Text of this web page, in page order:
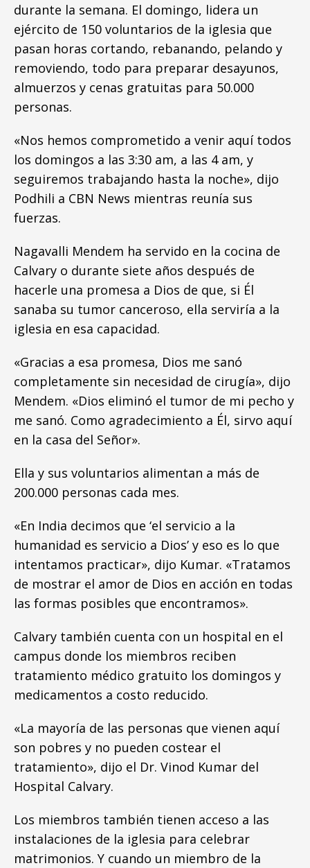
durante la semana. El domingo, lidera un
ejército de 150 voluntarios de la iglesia que
pasan horas cortando, rebanando, pelando y
removiendo, todo para preparar desayunos,
almuerzos y cenas gratuitas para 50.000
personas.
«Nos hemos comprometido a venir aquí todos
los domingos a las 3:30 am, a las 4 am, y
seguiremos trabajando hasta la noche», dijo
Podhili a CBN News mientras reunía sus
fuerzas.
Nagavalli Mendem ha servido en la cocina de
Calvary o durante siete años después de
hacerle una promesa a Dios de que, si Él
sanaba su tumor canceroso, ella serviría a la
iglesia en esa capacidad.
«Gracias a esa promesa, Dios me sanó
completamente sin necesidad de cirugía», dijo
Mendem. «Dios eliminó el tumor de mi pecho y
me sanó. Como agradecimiento a Él, sirvo aquí
en la casa del Señor».
Ella y sus voluntarios alimentan a más de
200.000 personas cada mes.
«En India decimos que ‘el servicio a la
humanidad es servicio a Dios’ y eso es lo que
intentamos practicar», dijo Kumar. «Tratamos
de mostrar el amor de Dios en acción en todas
las formas posibles que encontramos».
Calvary también cuenta con un hospital en el
campus donde los miembros reciben
tratamiento médico gratuito los domingos y
medicamentos a costo reducido.
«La mayoría de las personas que vienen aquí
son pobres y no pueden costear el
tratamiento», dijo el Dr. Vinod Kumar del
Hospital Calvary.
Los miembros también tienen acceso a las
instalaciones de la iglesia para celebrar
matrimonios. Y cuando un miembro de la